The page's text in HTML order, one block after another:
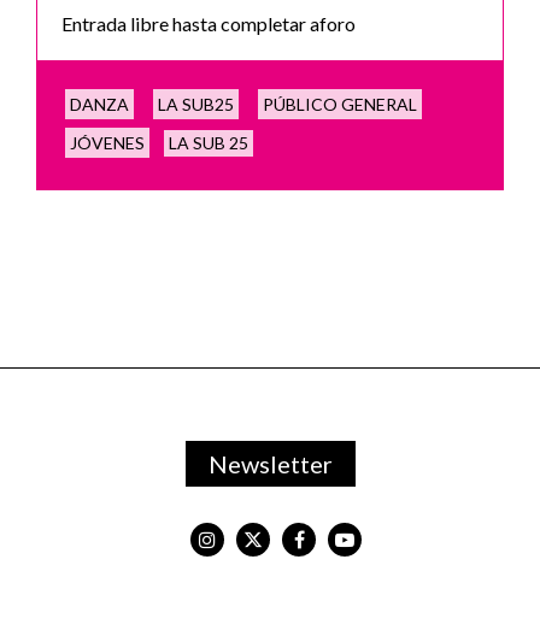
Entrada libre hasta completar aforo
DANZA LA SUB25
PÚBLICO GENERAL
JÓVENES
LA SUB 25
Newsletter